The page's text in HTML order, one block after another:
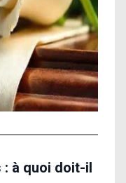
: à quoi doit-il